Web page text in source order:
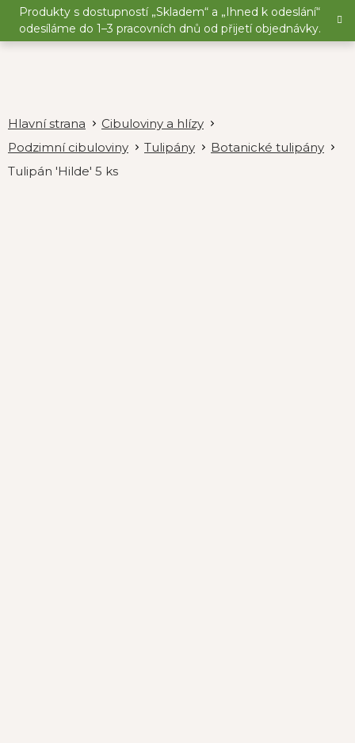
Přejít
obsah
Produkty s dostupností „Skladem“ a „Ihned k odeslání“
odesíláme do 1–3 pracovních dnů od přijetí objednávky.
Cibuloviny a hlízy
Podzimní cibuloviny
Tulipány
Botanické tulipány
Tulipán 'Hilde' 5 ks